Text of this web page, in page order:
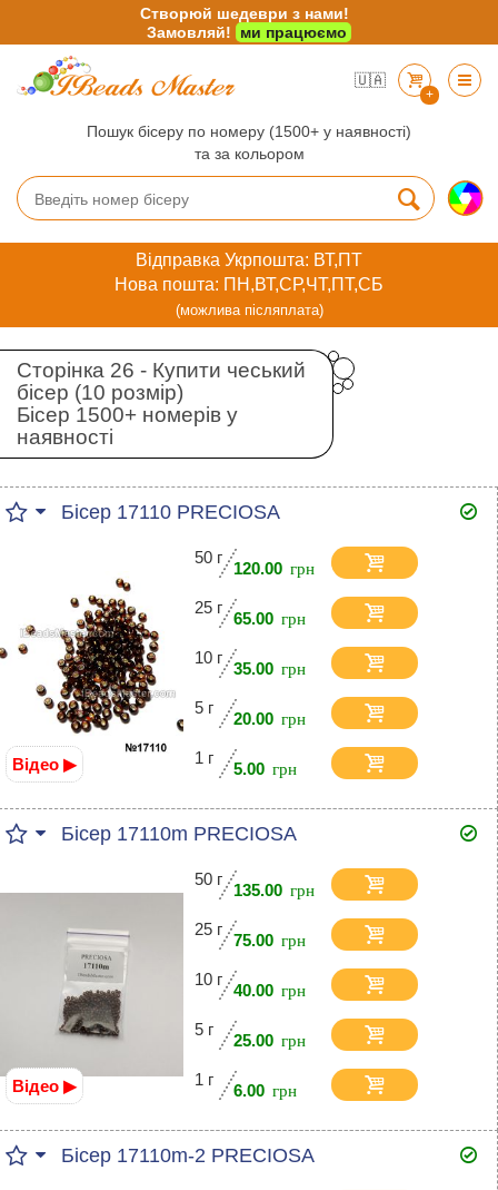
🇺🇦
+
Пошук бісеру по номеру (1500+ у наявності)
та за кольором
Відправка Укрпошта: ВТ,ПТ
Нова пошта: ПН,ВТ,СР,ЧТ,ПТ,СБ
(можлива післяплата)
Сторінка 26 - Купити чеський
бісер (10 розмір)
Бісер 1500+ номерів у
наявності
Бісер 17110 PRECIOSA
Відео ▶
50 г
120.00
25 г
65.00
10 г
35.00
5 г
20.00
1 г
5.00
Бісер 17110m PRECIOSA
Відео ▶
50 г
135.00
25 г
75.00
10 г
40.00
5 г
25.00
1 г
6.00
Бісер 17110m-2 PRECIOSA
Створюй шедеври з нами!
Замовляй!
ми працюємо